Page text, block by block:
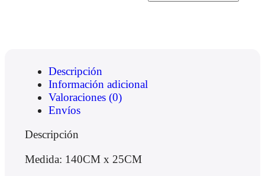
Descripción
Información adicional
Valoraciones (0)
Envíos
Descripción
Medida: 140CM x 25CM